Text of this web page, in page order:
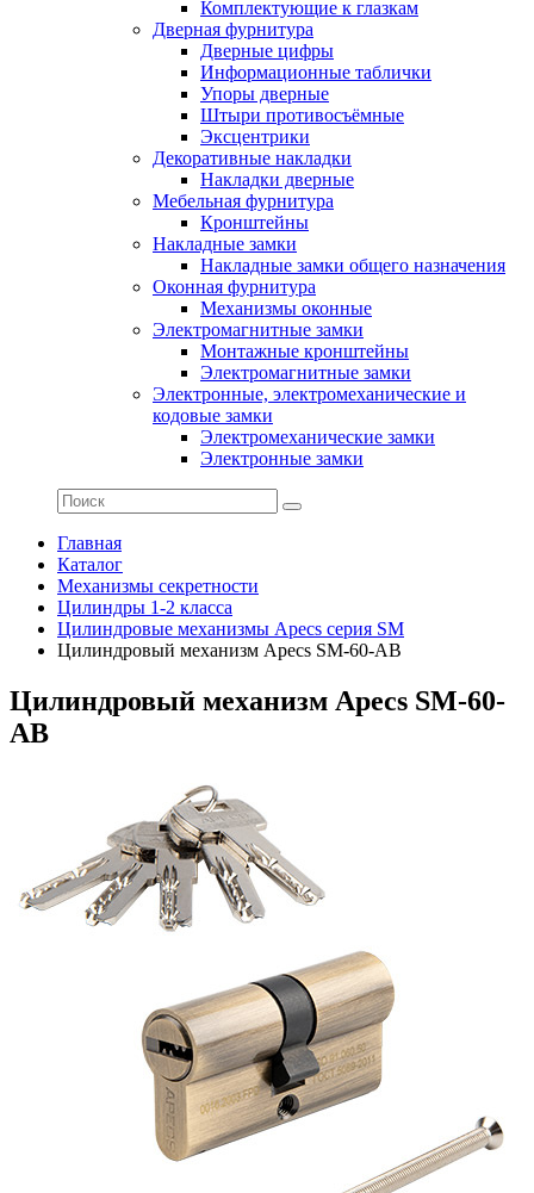
Комплектующие к глазкам
Дверная фурнитура
Дверные цифры
Информационные таблички
Упоры дверные
Штыри противосъёмные
Эксцентрики
Декоративные накладки
Накладки дверные
Мебельная фурнитура
Кронштейны
Накладные замки
Накладные замки общего назначения
Оконная фурнитура
Механизмы оконные
Электромагнитные замки
Монтажные кронштейны
Электромагнитные замки
Электронные, электромеханические и
кодовые замки
Электромеханические замки
Электронные замки
Главная
Каталог
Механизмы секретности
Цилиндры 1-2 класса
Цилиндровые механизмы Apecs серия SM
Цилиндровый механизм Apecs SM-60-AB
Цилиндровый механизм Apecs SM-60-
AB